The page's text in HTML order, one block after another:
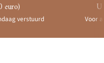
euro)
verstuurd Voor